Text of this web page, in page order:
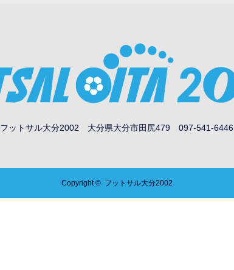
フットサル大分2002 大分県大分市田尻479 097-541-6446
Copyright © フットサル大分2002